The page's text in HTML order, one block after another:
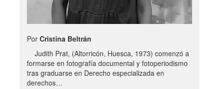
Por Cristina Beltrán
Judith Prat, (Altorricón, Huesca, 1973) comenzó a
formarse en fotografía documental y fotoperiodismo
tras graduarse en Derecho especializada en
derechos…